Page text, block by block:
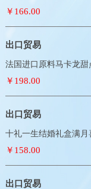
￥166.00
出口贸易
法国进口原料马卡龙
￥198.00
出口贸易
十礼一生结婚礼盒满
￥158.00
出口贸易